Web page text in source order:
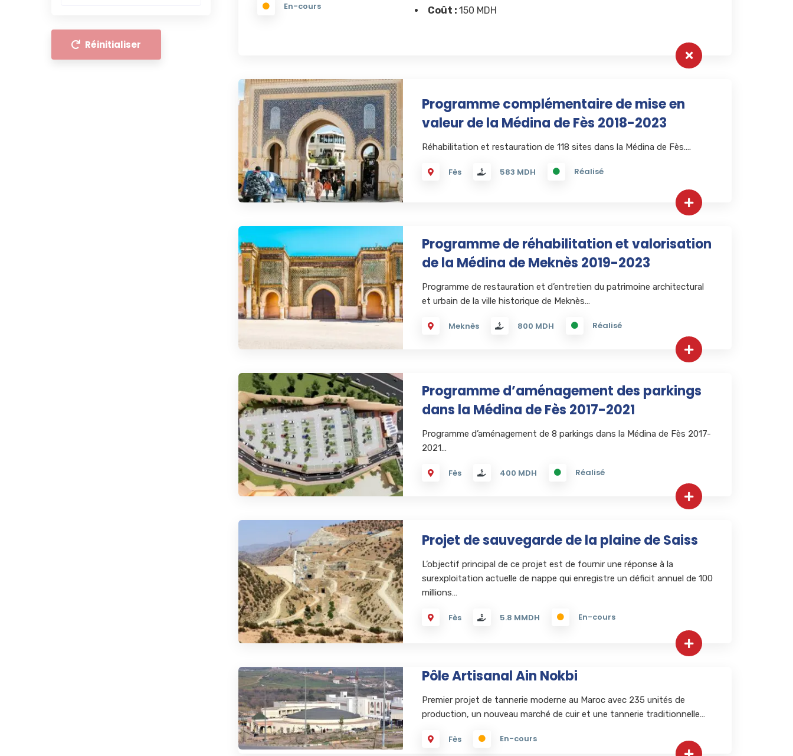
Réinitialiser
En-cours Coût :150 MDH
Programme complémentaire de mise en
valeur de la Médina de Fès 2018-2023
Réhabilitation et restauration de 118 sites dans la Médina de Fès….
Fès 583 MDH Réalisé
Programme de réhabilitation et valorisation
de la Médina de Meknès 2019-2023
Programme de restauration et d’entretien du patrimoine architectural
et urbain de la ville historique de Meknès…
Meknès 800 MDH Réalisé
Programme d’aménagement des parkings
dans la Médina de Fès 2017-2021
Programme d’aménagement de 8 parkings dans la Médina de Fès 2017-
2021…
Fès 400 MDH Réalisé
Projet de sauvegarde de la plaine de Saiss
L’objectif principal de ce projet est de fournir une réponse à la
surexploitation actuelle de nappe qui enregistre un déficit annuel de 100
millions…
Fès 5.8 MMDH En-cours
Pôle Artisanal Ain Nokbi
Premier projet de tannerie moderne au Maroc avec 235 unités de
production, un nouveau marché de cuir et une tannerie traditionnelle…
Fès En-cours